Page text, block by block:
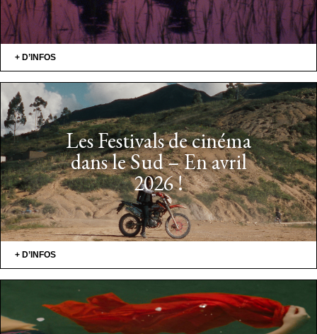
+ D’INFOS
Les Festivals de cinéma
dans le Sud – En avril
2026 !
+ D’INFOS